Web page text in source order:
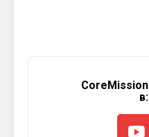
CoreMission
в: